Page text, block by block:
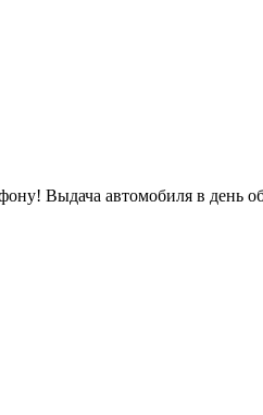
Выдача автомобиля в